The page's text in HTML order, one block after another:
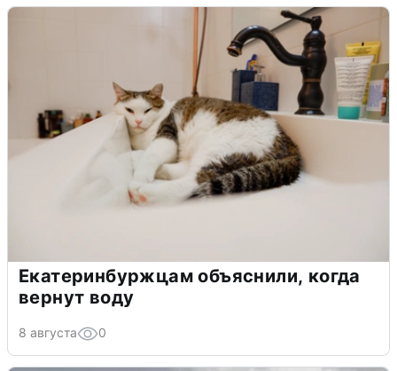
Екатеринбуржцам объяснили, когда
вернут воду
8 августа 0